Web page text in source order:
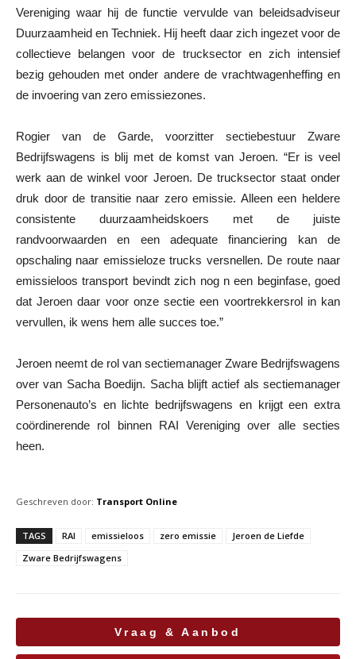
Vereniging waar hij de functie vervulde van beleidsadviseur
Duurzaamheid en Techniek. Hij heeft daar zich ingezet voor de
collectieve belangen voor de trucksector en zich intensief
bezig gehouden met onder andere de vrachtwagenheffing en
de invoering van zero emissiezones.
Rogier van de Garde, voorzitter sectiebestuur Zware
Bedrijfswagens is blij met de komst van Jeroen. “Er is veel
werk aan de winkel voor Jeroen. De trucksector staat onder
druk door de transitie naar zero emissie. Alleen een heldere
consistente duurzaamheidskoers met de juiste
randvoorwaarden en een adequate financiering kan de
opschaling naar emissieloze trucks versnellen. De route naar
emissieloos transport bevindt zich nog n een beginfase, goed
dat Jeroen daar voor onze sectie een voortrekkersrol in kan
vervullen, ik wens hem alle succes toe.”
Jeroen neemt de rol van sectiemanager Zware Bedrijfswagens
over van Sacha Boedijn. Sacha blijft actief als sectiemanager
Personenauto’s en lichte bedrijfswagens en krijgt een extra
coördinerende rol binnen RAI Vereniging over alle secties
heen.
Geschreven door: Transport Online
TAGS RAI emissieloos zero emissie
Jeroen de Liefde
Zware Bedrijfswagens
Vraag & Aanbod